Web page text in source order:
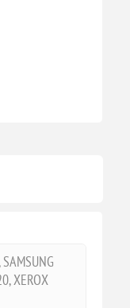
XEROX